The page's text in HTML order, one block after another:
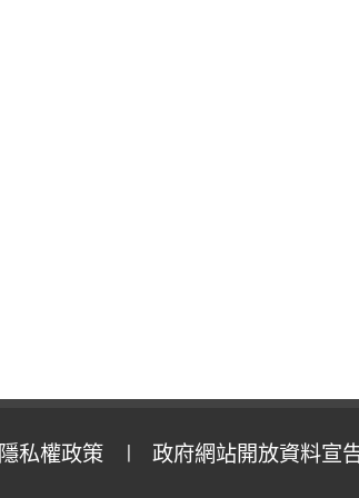
隱私權政策 政府網站開放資料宣